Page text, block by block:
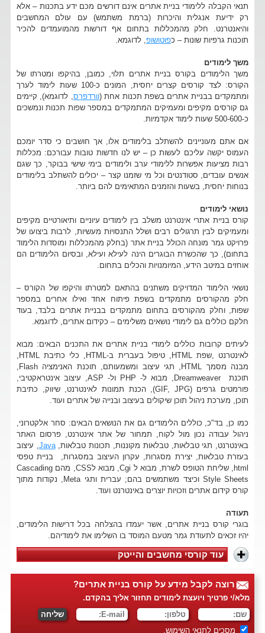
תנאי הקבלה ללימודי בניית אתרים אינם דורשים מכם ידע בתכנות – אלא
רק ידיעת אנגלית והיכרות (ברמת משתמש) עם עולם המחשבים
והיאנטרנט. חלק מהמכללות בתחום אף דורשות מהמועמדים להכיר
תוכנות גרפיות שונות – כפוטושופ , לדוגמא.
משך לימודים
משך הלימודים בקורס בניית אתרים תלוי, כמובן, בהיקפו ומטרתו של
הקורס: לצד קורסים קצרים יחסית, המונים כ-100 שעות לימוד לערך
ומתמקדים בבניית אתרים בשפת תכנות אחת (וורדפרס , לדוגמא), קיימים
גם קורסים מקיפים ומעמיקים המתמקדים במספר שפות תכנות ונמשכים
כ-500-600 שעות לימוד אקדמיות.
אם אתם מעוניינים להשתלב בלימודים אלו, אך חושבים כי סדר יומכם
העמוס יקשה עליכם לעשות כן – יש לנו חדשות טובות עבורכם: מכללות
רבות מציעות אפשרות ללימודי ערב ולימודים בימי שישי בבוקר, כך שגם
אנשים עובדים, סטודנטים וכל מי שזמנו קצר – יכולים להשתלב בלימודים
בנוחות יחסית, בשעות והזמנים המתאימים להם ביותר.
נושאי לימודים
קורס בניית אתרי אינטרנט משלב בין לימודים עיוניים ותיאורטיים מקיפים
ומעמיקים לבין תרגולים רבים ושלל התנסויות מעשיות, לרבות ביצועו של
פרויקט גמר מונחה הכולל בניית אתר (בחלק מהמכללות ומוסדות הלימוד
בתחום), כך שהכשרת הבוגרים הינה לעילא ועילא, ובסיום הלימודים הם
אוחזים במיטב הידע, המיומנויות והכלים בתחום.
נושאי הלימוד המדויקים משתנים בהתאם למטרתו והיקפו של הקורס –
חלק מהקורסים מתמקדים בשפת פיתוח אחד ואילו אחרים במספר
שפות, וחלק מהקורסים בתחום מתמקדים בבניית אתרים בלבד, בעוד
חלקם כוללים גם לימודי נושאים משלימים – כקידום אתרים, לדוגמא.
לעיתים קרובות כוללים לימודי בניית אתרים את התכנים הבאים: מבוא
תוכנת Dreamweaver, מבוא ל- PHP ול- ASP, עיצוב אינטראקטיבי,
פורמטים גרפים (GIF, JPG), הכנת תמונות לאינטרנט, שיווק, כתיבת
תוכן, מערכת ניהול תוכן שיקולים בעיצוב ובנייה של אתרים ועוד.
כמו כן, בד"כ, כוללים הלימודים גם את הנושאים הבאים: סחר אלקטרוני,
ניהול עבודה נכון מול לקוח, תמחור של אתר אינטרנט, פרסום האתר
באינטרנט, תגי טבלאות, טבלאות מקוננות, תכונות טבלאות,Java , עיצוב
בעזרת טבלאות, יצירת מסגרות, עקרון העיצוב במסגרות, בניית טפסי
html, שליחת הטופס לשרת, מבוא ל Cgi, מבוא לCSS, מהם Cascading
Style Sheets וכיצד משתמשים בהם; עברית ותגי Meta, נקודות מתוך
קורס קידום אתרים וזכויות יוצרים באינטרנט ועוד.
תעודה
בוגרי קורס בניית אתרים, אשר יעמדו בהצלחה בכל דרישות הלימודים,
יהיו זכאים לתעודת גמר מטעם המוסד בו השלימו את לימודיהם.
עוד קורסי מחשבים והייטק
רוצה לקבל מידע על קורס בניית אתרים?
מלא/י פרטיך ויועצת לימודים תחזור אליך בהקדם.
מסכים לתנאי השימוש